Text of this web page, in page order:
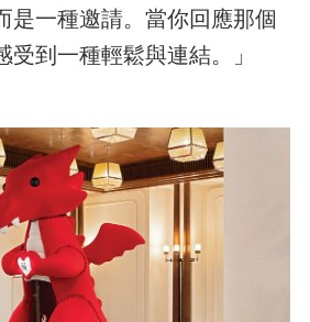
是一種邀請。當你回應那個
到一種輕鬆與連結。」